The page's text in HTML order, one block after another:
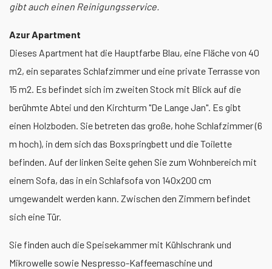
gibt auch einen Reinigungsservice.
Azur Apartment
Dieses Apartment hat die Hauptfarbe Blau, eine Fläche von 40
m2, ein separates Schlafzimmer und eine private Terrasse von
15 m2. Es befindet sich im zweiten Stock mit Blick auf die
berühmte Abtei und den Kirchturm "De Lange Jan". Es gibt
einen Holzboden. Sie betreten das große, hohe Schlafzimmer (6
m hoch), in dem sich das Boxspringbett und die Toilette
befinden. Auf der linken Seite gehen Sie zum Wohnbereich mit
einem Sofa, das in ein Schlafsofa von 140x200 cm
umgewandelt werden kann. Zwischen den Zimmern befindet
sich eine Tür.
Sie finden auch die Speisekammer mit Kühlschrank und
Mikrowelle sowie Nespresso-Kaffeemaschine und